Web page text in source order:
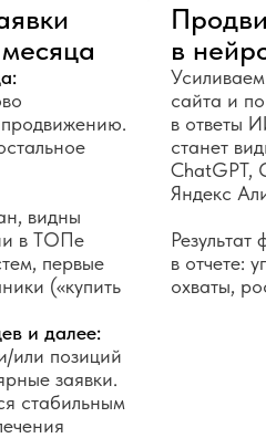
продвижению.
видны
в ТОПе
первые
(«купить
и далее:
или позиций
заявки.
стабильным
в
сайта и
в ответы
станет
ChatGPT,
Яндекс
Результат
в отчете:
охваты,